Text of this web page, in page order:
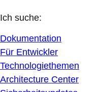
Ich suche:
Dokumentation
Für Entwickler
Technologiethemen
Architecture Center